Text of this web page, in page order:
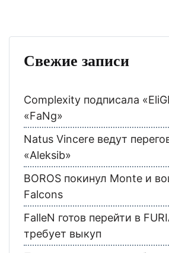
Свежие записи
Complexity подписала
«FaNg»
Natus Vincere ведут
«Aleksib»
BOROS покинул Monte и
Falcons
FalleN готов перейти в
требует выкуп